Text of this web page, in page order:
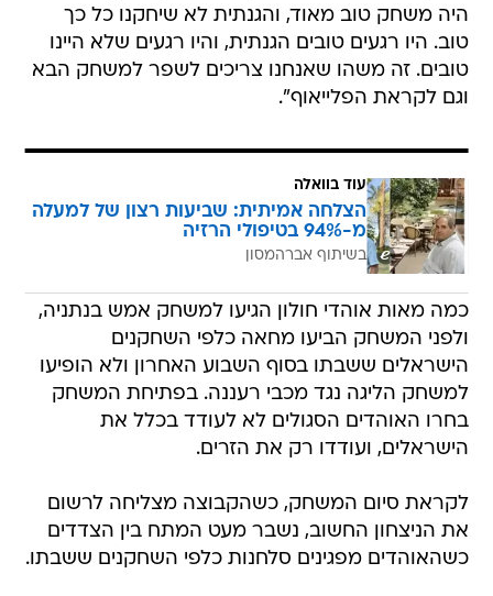
היה משחק טוב מאוד, והגנתית לא שיחקנו כל כך
טוב. היו רגעים טובים הגנתית, והיו רגעים שלא היינו
טובים. זה משהו שאנחנו צריכים לשפר למשחק הבא
וגם לקראת הפלייאוף".
עוד בוואלה
הצלחה אמיתית: שביעות רצון של למעלה
מ-94% בטיפולי הרזיה
בשיתוף אברהמסון
כמה מאות אוהדי חולון הגיעו למשחק אמש בנתניה,
ולפני המשחק הביעו מחאה כלפי השחקנים
הישראלים ששבתו בסוף השבוע האחרון ולא הופיעו
למשחק הליגה נגד מכבי רעננה. בפתיחת המשחק
בחרו האוהדים הסגולים לא לעודד בכלל את
הישראלים, ועודדו רק את הזרים.
לקראת סיום המשחק, כשהקבוצה מצליחה לרשום
את הניצחון החשוב, נשבר מעט המתח בין הצדדים
כשהאוהדים מפגינים סלחנות כלפי השחקנים ששבתו.